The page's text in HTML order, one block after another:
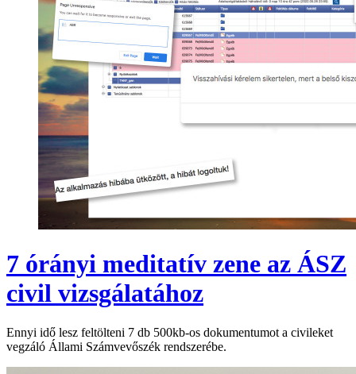
7 órányi meditatív zene az ÁSZ
civil vizsgálatához
Ennyi idő lesz feltölteni 7 db 500kb-os dokumentumot a civileket
vegzáló Állami Számvevőszék rendszerébe.